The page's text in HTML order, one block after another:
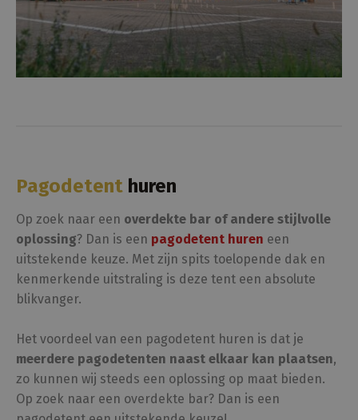
Pagodetent huren
Op zoek naar een overdekte bar of andere stijlvolle
oplossing? Dan is een pagodetent huren een
uitstekende keuze. Met zijn spits toelopende dak en
kenmerkende uitstraling is deze tent een absolute
blikvanger.
Het voordeel van een pagodetent huren is dat je
meerdere pagodetenten naast elkaar kan plaatsen,
zo kunnen wij steeds een oplossing op maat bieden.
Op zoek naar een overdekte bar? Dan is een